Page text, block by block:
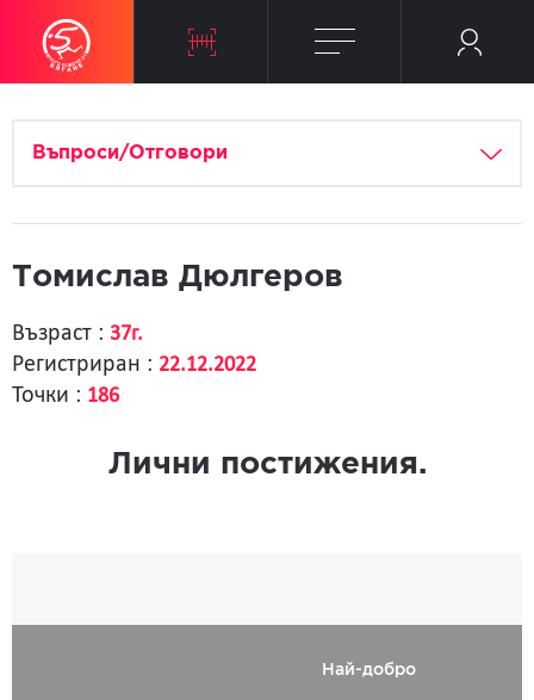
Въпроси/Отговори
Томислав Дюлгеров
Възраст : 37г.
Регистриран : 22.12.2022
Точки : 186
Лични постижения.
Най-добро